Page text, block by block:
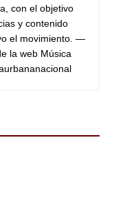
con el objetivo
y contenido
el movimiento. —
la web Música